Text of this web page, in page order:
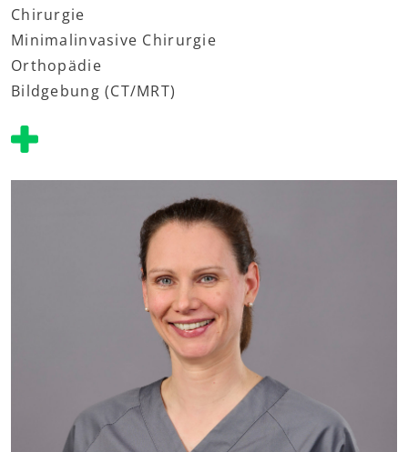
Chirurgie
Minimalinvasive Chirurgie
Orthopädie
Bildgebung (CT/MRT)